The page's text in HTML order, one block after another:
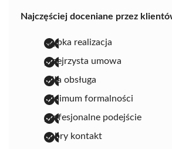
Najczęściej doceniane przez
szybka realizacja
przejrzysta umowa
miła obsługa
minimum formalności
profesjonalne podejście
dobry kontakt